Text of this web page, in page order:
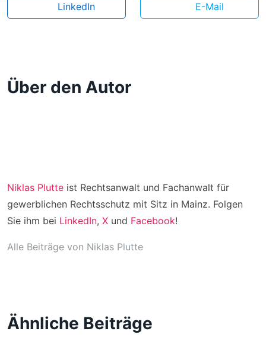
LinkedIn E-Mail
Über den Autor
Niklas Plutte ist Rechtsanwalt und Fachanwalt für
gewerblichen Rechtsschutz mit Sitz in Mainz. Folgen
Sie ihm bei LinkedIn, X und Facebook!
Alle Beiträge von Niklas Plutte
Ähnliche Beiträge